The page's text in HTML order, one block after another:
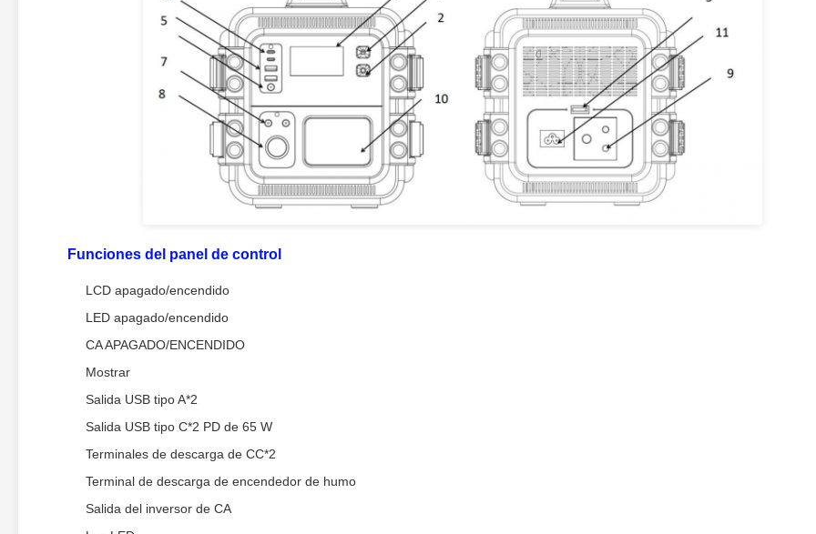
Funciones del panel de control
LCD apagado/encendido
LED apagado/encendido
CA APAGADO/ENCENDIDO
Mostrar
Salida USB tipo A*2
Salida USB tipo C*2 PD de 65 W
Terminales de descarga de CC*2
Terminal de descarga de encendedor de humo
Salida del inversor de CA